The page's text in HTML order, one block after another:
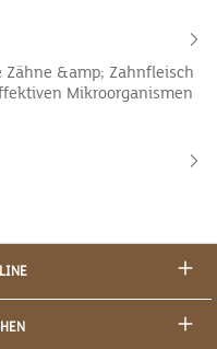
Zähne &amp; Zahnfleisch
Mikroorganismen